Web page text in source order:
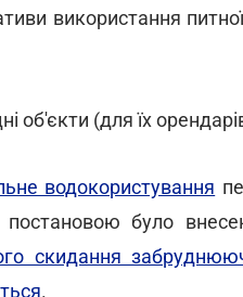
використання
об'єкти (для їх
водокористування
було
скидання
.